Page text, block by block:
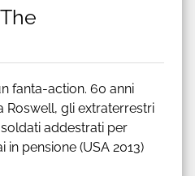
fanta-action. 60 anni
Roswell, gli extraterrestri
addestrati per
pensione (USA 2013)